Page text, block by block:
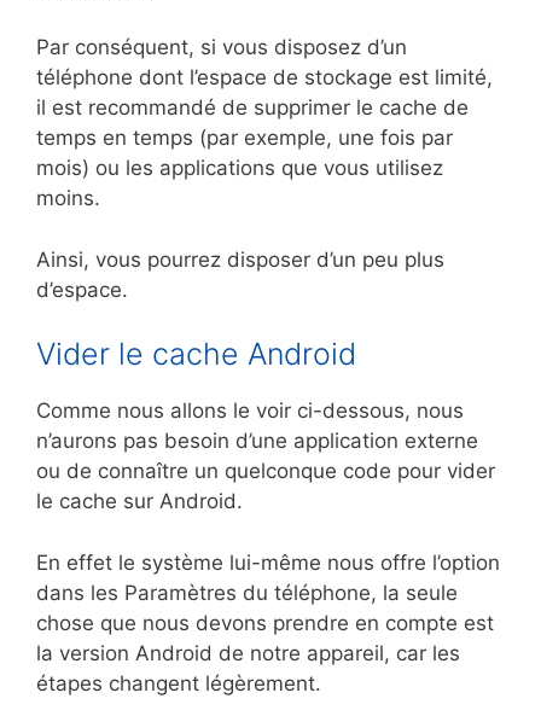
Par conséquent, si vous disposez d’un
téléphone dont l’espace de stockage est limité,
il est recommandé de supprimer le cache de
temps en temps (par exemple, une fois par
mois) ou les applications que vous utilisez
moins.
Ainsi, vous pourrez disposer d’un peu plus
d’espace.
Vider le cache Android
Comme nous allons le voir ci-dessous, nous
n’aurons pas besoin d’une application externe
ou de connaître un quelconque code pour vider
le cache sur Android.
En effet le système lui-même nous offre l’option
dans les Paramètres du téléphone, la seule
chose que nous devons prendre en compte est
la version Android de notre appareil, car les
étapes changent légèrement.